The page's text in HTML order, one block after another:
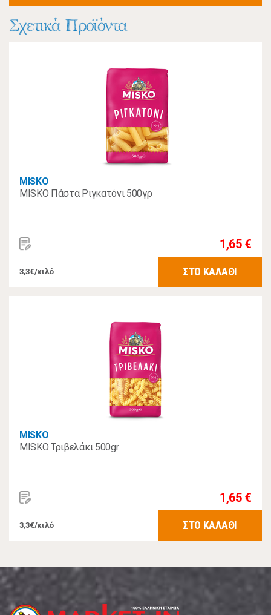
Σχετικά Προϊόντα
MISKO
MISKO Πάστα Ριγκατόνι 500γρ
1,65 €
3,3€/κιλό ΣΤΟ ΚΑΛΑΘΙ
MISKO
MISKO Τριβελάκι 500gr
1,65 €
3,3€/κιλό ΣΤΟ ΚΑΛΑΘΙ